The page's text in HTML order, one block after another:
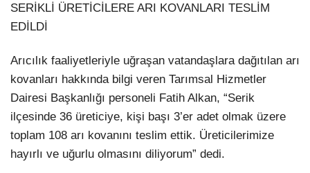
SERİKLİ ÜRETİCİLERE ARI KOVANLARI TESLİM
EDİLDİ
Arıcılık faaliyetleriyle uğraşan vatandaşlara dağıtılan arı
kovanları hakkında bilgi veren Tarımsal Hizmetler
Dairesi Başkanlığı personeli Fatih Alkan, “Serik
ilçesinde 36 üreticiye, kişi başı 3’er adet olmak üzere
toplam 108 arı kovanını teslim ettik. Üreticilerimize
hayırlı ve uğurlu olmasını diliyorum” dedi.